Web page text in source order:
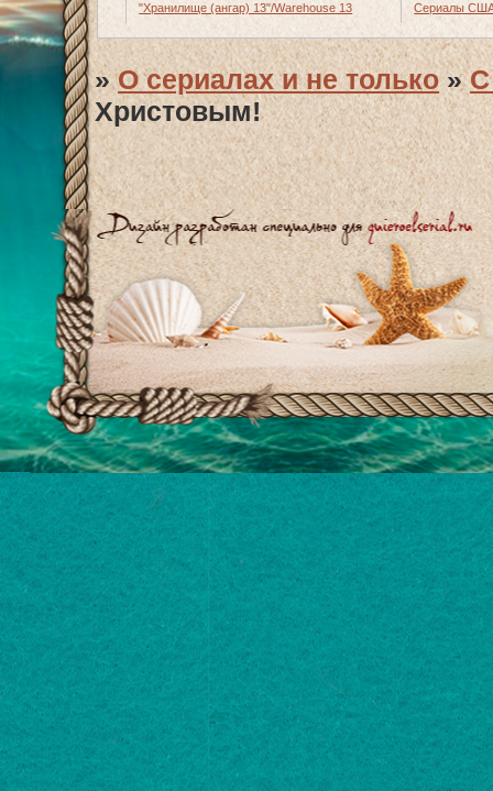
"Хранилище (ангар) 13"/Warehouse 13 Сериалы
»О сериалах и не только »
Христовым!